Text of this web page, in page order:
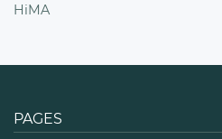
HiMA
PAGES